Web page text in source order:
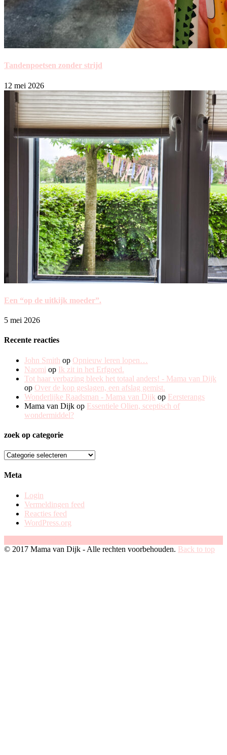
Tandenpoetsen zonder strijd
12 mei 2026
Een “op de uitkijk moeder”.
5 mei 2026
Recente reacties
John Smith op Opnieuw leren lopen…
Naomi op Ik zit in het Erfgoed.
Tot haar verbazing bleek het totaal anders! - Mama van Dijk
op Over de kop geslagen, een afslag gemist.
Wonderlijke Raadsman - Mama van Dijk op Eersterangs
Mama van Dijk op Essentiele Olien, sceptisch of
wondermiddel?
zoek op categorie
zoek
categorie
Meta
Login
Vermeldingen feed
Reacties feed
WordPress.org
© 2017 Mama van Dijk - Alle rechten voorbehouden. Back to top